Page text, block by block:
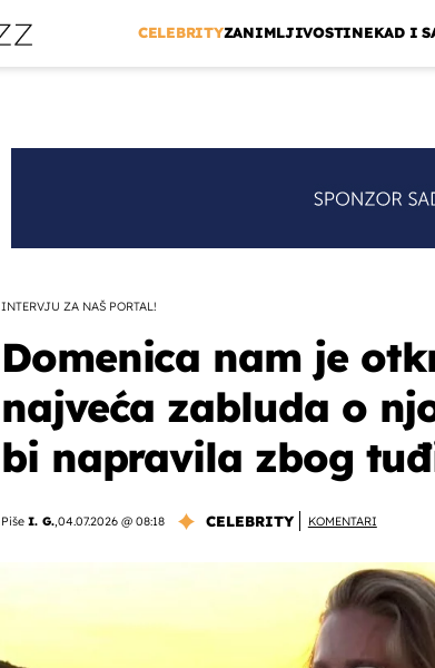
CELEBRITYZANIMLJIVOSTINEKAD I
INTERVJU ZA NAŠ PORTAL!
Domenica nam je
najveća zabluda o
bi napravila zbog
Piše I. G.,04.07.2026 @ 08:18 CELEBRITY KOMENTARI